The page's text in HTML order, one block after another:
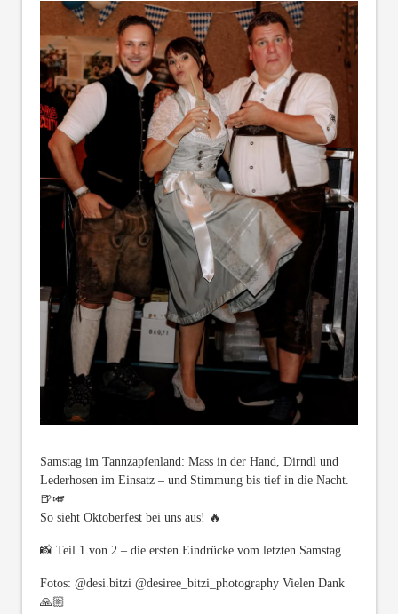
Samstag im Tannzapfenland: Mass in der Hand, Dirndl und
Lederhosen im Einsatz – und Stimmung bis tief in die Nacht.
🍺🎺
So sieht Oktoberfest bei uns aus! 🔥
📸 Teil 1 von 2 – die ersten Eindrücke vom letzten Samstag.
Fotos: @desi.bitzi @desiree_bitzi_photography Vielen Dank
🙏🏼